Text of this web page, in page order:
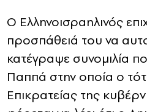
Ο Ελληνοισραηλινός
προσπάθειά του να
κατέγραψε συνομιλία
Παππά στην οποία ο
Επικρατείας της